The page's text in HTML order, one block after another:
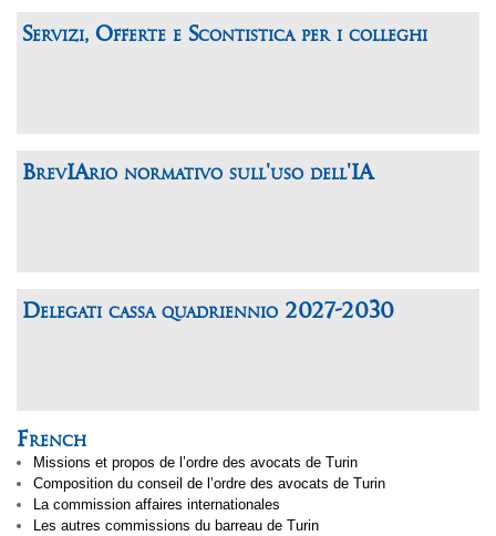
Servizi, Offerte e Scontistica per i colleghi
BrevIArio normativo sull'uso dell'IA
Delegati cassa quadriennio 2027-2030
French
Missions et propos de l’ordre des avocats de Turin
Composition du conseil de l’ordre des avocats de Turin
La commission affaires internationales
Les autres commissions du barreau de Turin